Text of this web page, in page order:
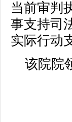
当前审判
事支持司
实际行动
该院院